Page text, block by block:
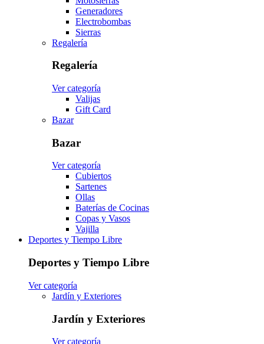
Generadores
Electrobombas
Sierras
Regalería
Regalería
Ver categoría
Valijas
Gift Card
Bazar
Bazar
Ver categoría
Cubiertos
Sartenes
Ollas
Baterías de Cocinas
Copas y Vasos
Vajilla
Deportes y Tiempo Libre
Deportes y Tiempo Libre
Ver categoría
Jardín y Exteriores
Jardín y Exteriores
Ver categoría